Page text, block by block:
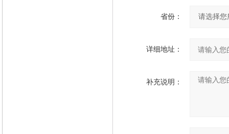
省份：
详细地址：
补充说明：